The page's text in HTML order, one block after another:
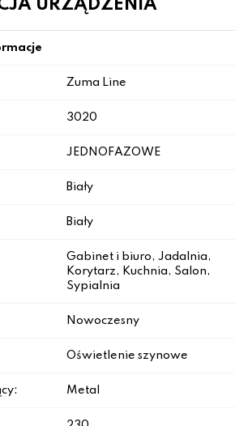
URZĄDZENIA
Zuma Line
3020
JEDNOFAZOWE
Biały
Biały
Gabinet i biuro, Jadalnia,
Korytarz, Kuchnia, Salon,
Sypialnia
Nowoczesny
Oświetlenie szynowe
Metal